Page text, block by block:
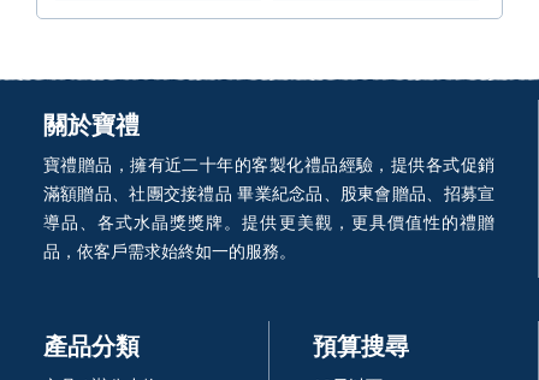
關於寶禮
寶禮贈品，擁有近二十年的客製化禮品經驗，提供各式促銷
滿額贈品、社團交接禮品 畢業紀念品、股東會贈品、招募宣
導品、各式水晶獎獎牌。提供更美觀，更具價值性的禮贈
品，依客戶需求始終如一的服務。
產品分類 預算搜尋